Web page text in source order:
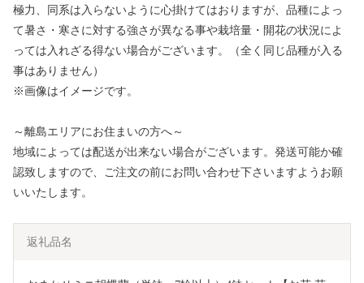
極力、同系は入らないように心掛けてはおりますが、品種によっ
て暑さ・寒さに対する強さが異なる事や栽培量・開花の状況によ
っては入れざる得ない場合がございます。（全く同じ品種が入る
事はありません）
※画像はイメージです。
～離島エリアにお住まいの方へ～
地域によっては配送が出来ない場合がございます。発送可能か確
認致しますので、ご注文の前にお問い合わせ下さいますようお願
いいたします。
返礼品名